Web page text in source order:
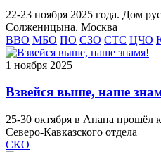
22-23 ноября 2025 года. Дом
Солженицына. Москва
ВВО МБО ПО СЗО СТС ЦЧО
1 ноября 2025
Взвейся выше, наше
25-30 октября в Анапа прошёл
Северо-Кавказского отдела
СКО